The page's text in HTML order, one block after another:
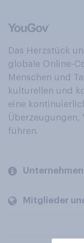
Das Herzstück
globale Online-
Menschen und
kulturellen und
eine
Überzeugungen,
führen.
Unternehmen
Mitglieder